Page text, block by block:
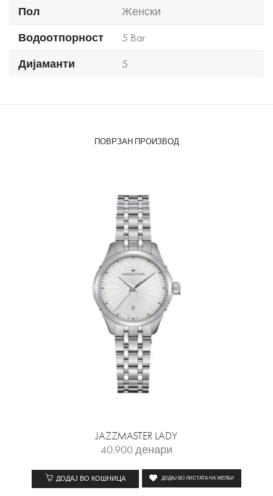
Пол
Женски
Водоотпорност
5 Bar
Дијаманти
5
ПОВРЗАН ПРОИЗВОД
JAZZMASTER LADY
40.900денари
ДОДАЈ ВО КОШНИЦА ДОДАЈ ВО ЛИСТАТА НА ЖЕЛБИ